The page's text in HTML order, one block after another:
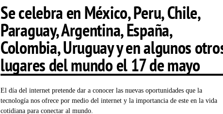
Se celebra en México, Peru, Chile,
Paraguay, Argentina, España,
Colombia, Uruguay y en algunos
lugares del mundo el 17 de mayo
El día del internet pretende dar a conocer las nuevas oportunidades que la
tecnología nos ofrece por medio del internet y la importancia de este en la vida
cotidiana para conectar al mundo.